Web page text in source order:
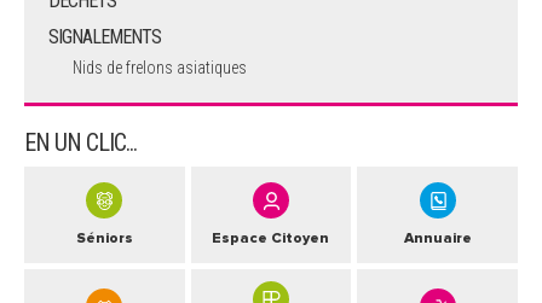
SIGNALEMENTS
Nids de frelons asiatiques
EN UN CLIC...
Séniors Espace Citoyen Annuaire